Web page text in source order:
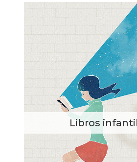
Libros